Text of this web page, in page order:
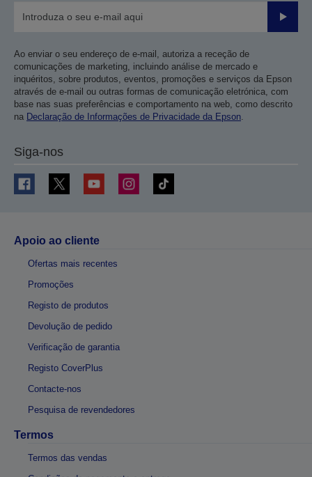
Enviar
Ao enviar o seu endereço de e-mail, autoriza a receção de
comunicações de marketing, incluindo análise de mercado e
inquéritos, sobre produtos, eventos, promoções e serviços da Epson
através de e-mail ou outras formas de comunicação eletrónica, com
base nas suas preferências e comportamento na web, como descrito
na Declaração de Informações de Privacidade da Epson.
Siga-nos
Apoio ao cliente
Ofertas mais recentes
Promoções
Registo de produtos
Devolução de pedido
Verificação de garantia
Registo CoverPlus
Contacte-nos
Pesquisa de revendedores
Termos
Termos das vendas